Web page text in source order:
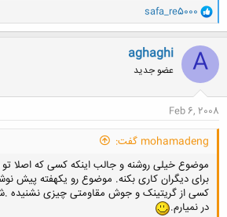
و
ا
ک
ن
ش
ه
ا
safa_re5000
A
aghaghi
عضو جدید
Feb 6, 2008
mohamadeng گفت:
موضوع خیلی روشنه و جالب اینکه کسی که اصلا
برای دیگران کاری بکنه. موضوع رو یکهفته پیش
کسی از گریتینک و جوش مقاومتی چیزی نشنیده
در نمیارم.